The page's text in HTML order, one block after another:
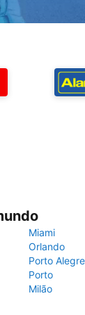
Miami
Orlando
Porto Alegre
Porto
Milão